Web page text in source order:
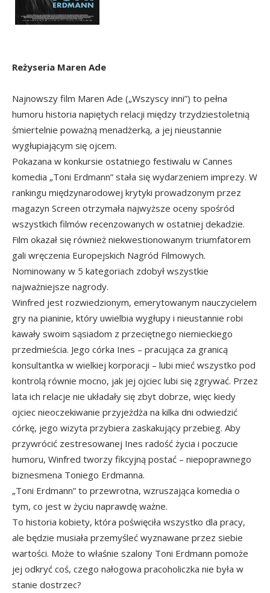
Reżyseria Maren Ade
Najnowszy film Maren Ade („Wszyscy inni”) to pełna
humoru historia napiętych relacji między trzydziestoletnią
śmiertelnie poważną menadżerką, a jej nieustannie
wygłupiającym się ojcem.
Pokazana w konkursie ostatniego festiwalu w Cannes
komedia „Toni Erdmann” stała się wydarzeniem imprezy. W
rankingu międzynarodowej krytyki prowadzonym przez
magazyn Screen otrzymała najwyższe oceny spośród
wszystkich filmów recenzowanych w ostatniej dekadzie.
Film okazał się również niekwestionowanym triumfatorem
gali wręczenia Europejskich Nagród Filmowych.
Nominowany w 5 kategoriach zdobył wszystkie
najważniejsze nagrody.
Winfred jest rozwiedzionym, emerytowanym nauczycielem
gry na pianinie, który uwielbia wygłupy i nieustannie robi
kawały swoim sąsiadom z przeciętnego niemieckiego
przedmieścia. Jego córka Ines – pracująca za granicą
konsultantka w wielkiej korporacji – lubi mieć wszystko pod
kontrolą równie mocno, jak jej ojciec lubi się zgrywać. Przez
lata ich relacje nie układały się zbyt dobrze, więc kiedy
ojciec nieoczekiwanie przyjeżdża na kilka dni odwiedzić
córkę, jego wizyta przybiera zaskakujący przebieg. Aby
przywrócić zestresowanej Ines radość życia i poczucie
humoru, Winfred tworzy fikcyjną postać – niepoprawnego
biznesmena Toniego Erdmanna.
„Toni Erdmann” to przewrotna, wzruszająca komedia o
tym, co jest w życiu naprawdę ważne.
To historia kobiety, która poświęciła wszystko dla pracy,
ale będzie musiała przemyśleć wyznawane przez siebie
wartości. Może to właśnie szalony Toni Erdmann pomoże
jej odkryć coś, czego nałogowa pracoholiczka nie była w
stanie dostrzec?